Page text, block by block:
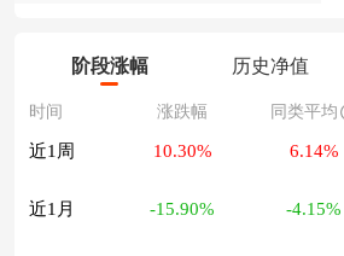
阶段涨幅 历史净值
时间 涨跌幅 同类平均
近1周 10.30% 6.14%
近1月 -15.90% -4.15%